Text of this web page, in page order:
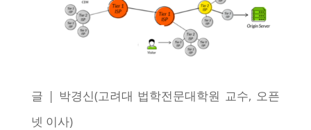
글 | 박경신(고려대 법학전문대학원 교수, 오픈
넷 이사)